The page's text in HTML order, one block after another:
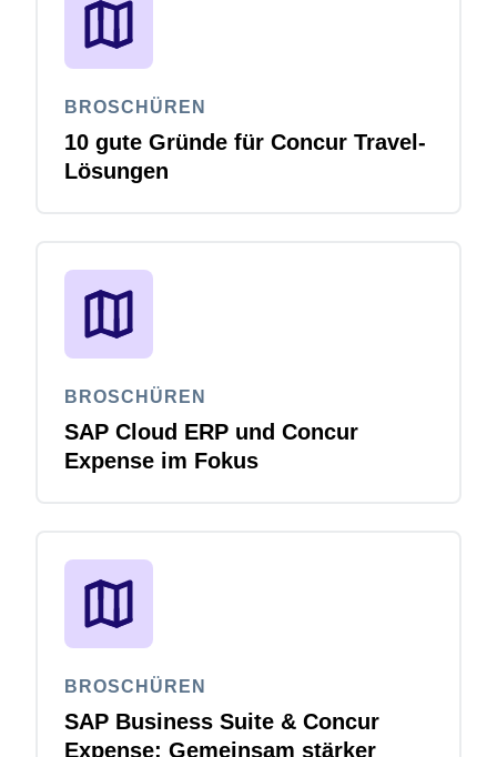
BROSCHÜREN
10 gute Gründe für Concur Travel-
Lösungen
BROSCHÜREN
SAP Cloud ERP und Concur
Expense im Fokus
BROSCHÜREN
SAP Business Suite & Concur
Expense: Gemeinsam stärker